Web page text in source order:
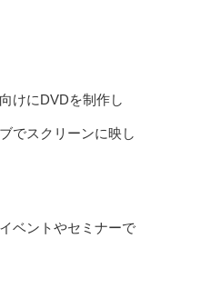
けにDVDを制作し
でスクリーンに映し
ベントやセミナーで